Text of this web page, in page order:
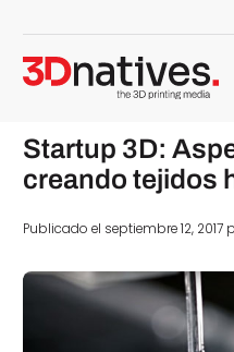
Startup 3D:
creando tejidos
Publicado el septiembre 12, 2017